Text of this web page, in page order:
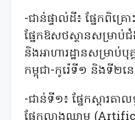
-ជាន់ផ្ទាល់ដី៖ ផ្នែកពិគ្រ
ផ្នែកឱសថស្ថានសម្រាប់
និងអាហារដ្ឋានសម្រាប់បុ
កម្ពុជា-កូរ៉េទី១ និងទី២ន
-ជាន់ទី១៖ ផ្នែកស្ដារត